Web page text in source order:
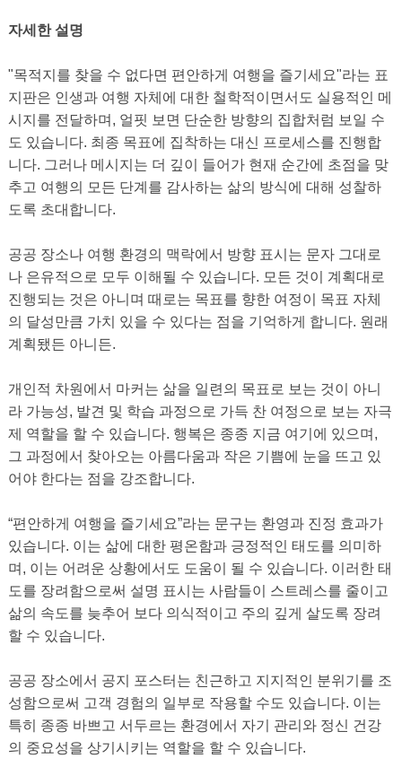
자세한 설명
"목적지를 찾을 수 없다면 편안하게 여행을 즐기세요"라는 표
지판은 인생과 여행 자체에 대한 철학적이면서도 실용적인 메
시지를 전달하며, 얼핏 보면 단순한 방향의 집합처럼 보일 수
도 있습니다. 최종 목표에 집착하는 대신 프로세스를 진행합
니다. 그러나 메시지는 더 깊이 들어가 현재 순간에 초점을 맞
추고 여행의 모든 ​​단계를 감사하는 삶의 방식에 대해 성찰하
도록 초대합니다.
공공 장소나 여행 환경의 맥락에서 방향 표시는 문자 그대로
나 은유적으로 모두 이해될 수 있습니다. 모든 것이 계획대로
진행되는 것은 아니며 때로는 목표를 향한 여정이 목표 자체
의 달성만큼 가치 있을 수 있다는 점을 기억하게 합니다. 원래
계획됐든 아니든.
개인적 차원에서 마커는 삶을 일련의 목표로 보는 것이 아니
라 가능성, 발견 및 학습 과정으로 가득 찬 여정으로 보는 자극
제 역할을 할 수 있습니다. 행복은 종종 지금 여기에 있으며,
그 과정에서 찾아오는 아름다움과 작은 기쁨에 눈을 뜨고 있
어야 한다는 점을 강조합니다.
“편안하게 여행을 즐기세요”라는 문구는 환영과 진정 효과가
있습니다. 이는 삶에 대한 평온함과 긍정적인 태도를 의미하
며, 이는 어려운 상황에서도 도움이 될 수 있습니다. 이러한 태
도를 장려함으로써 설명 표시는 사람들이 스트레스를 줄이고
삶의 속도를 늦추어 보다 의식적이고 주의 깊게 살도록 장려
할 수 있습니다.
공공 장소에서 공지 포스터는 친근하고 지지적인 분위기를 조
성함으로써 고객 경험의 일부로 작용할 수도 있습니다. 이는
특히 종종 바쁘고 서두르는 환경에서 자기 관리와 정신 건강
의 중요성을 상기시키는 역할을 할 수 있습니다.